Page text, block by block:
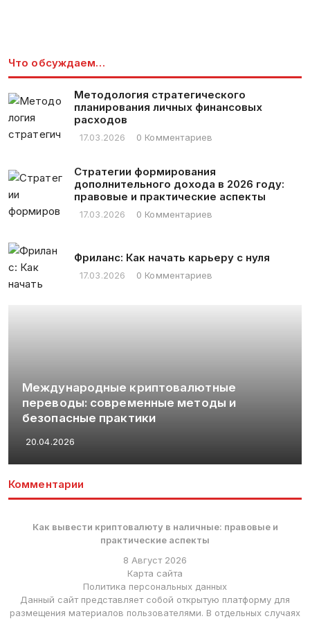
Что обсуждаем…
Методология стратегического
планирования личных финансовых
расходов
17.03.2026 0 Комментариев
Стратегии формирования
дополнительного дохода в 2026 году:
правовые и практические аспекты
17.03.2026 0 Комментариев
Фриланс: Как начать карьеру с нуля
17.03.2026 0 Комментариев
Международные криптовалютные
переводы: современные методы и
безопасные практики
20.04.2026
Комментарии
Как вывести криптовалюту в наличные: правовые и
практические аспекты
8 Август 2026
Карта сайта
Политика персональных данных
Данный сайт представляет собой открытую платформу для
размещения материалов пользователями. В отдельных случаях